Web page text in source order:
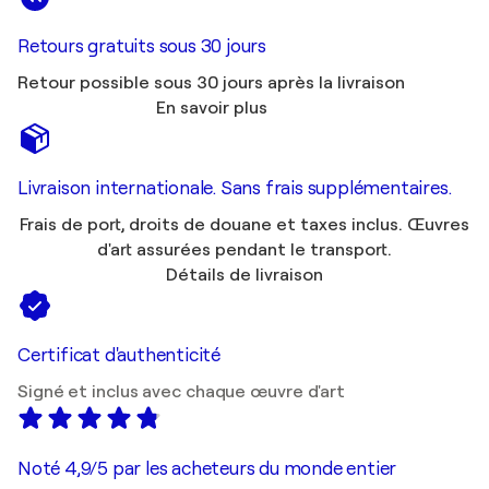
Retours gratuits sous 30 jours
Retour possible sous 30 jours après la livraison
En savoir plus
Livraison internationale. Sans frais supplémentaires.
Frais de port, droits de douane et taxes inclus. Œuvres
d'art assurées pendant le transport.
Détails de livraison
Certificat d'authenticité
Signé et inclus avec chaque œuvre d'art
Noté 4,9/5 par les acheteurs du monde entier